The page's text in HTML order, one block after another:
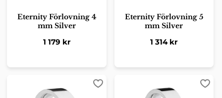
Eternity Förlovning 4
mm Silver
1 179 kr
Eternity Förlovning 5
mm Silver
1 314kr
Lägg till i favoriter